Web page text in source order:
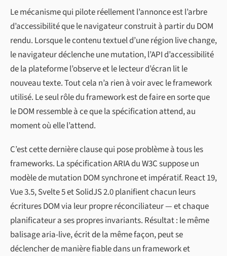
Le mécanisme qui pilote réellement l’annonce est l’arbre
d’accessibilité que le navigateur construit à partir du DOM
rendu. Lorsque le contenu textuel d’une région live change,
le navigateur déclenche une mutation, l’API d’accessibilité
de la plateforme l’observe et le lecteur d’écran lit le
nouveau texte. Tout cela n’a rien à voir avec le framework
utilisé. Le seul rôle du framework est de faire en sorte que
le DOM ressemble à ce que la spécification attend, au
moment où elle l’attend.
C’est cette dernière clause qui pose problème à tous les
frameworks. La spécification ARIA du W3C suppose un
modèle de mutation DOM synchrone et impératif. React 19,
Vue 3.5, Svelte 5 et SolidJS 2.0 planifient chacun leurs
écritures DOM via leur propre réconciliateur — et chaque
planificateur a ses propres invariants. Résultat : le même
balisage aria-live, écrit de la même façon, peut se
déclencher de manière fiable dans un framework et